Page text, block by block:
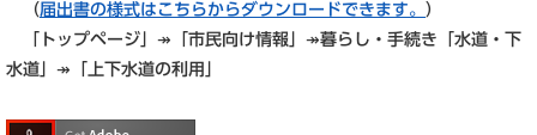
（届出書の様式はこちらからダウンロードできます。 ）
「トップページ」↠「市民向け情報」↠暮らし・手続き「水道・下
水道」↠「上下水道の利用」